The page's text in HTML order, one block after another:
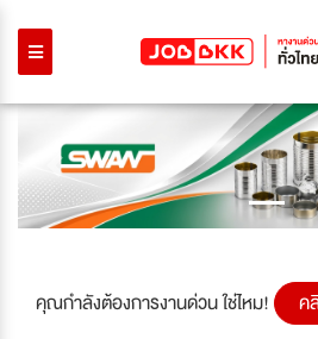
Previous
คุณกำลังต้องการงานด่วน ใช่ไหม! ค